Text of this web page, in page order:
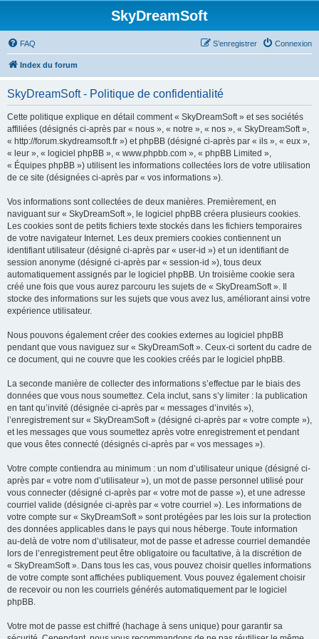
SkyDreamSoft
FAQ Connexion
S’enregistrer
Index du forum
SkyDreamSoft - Politique de confidentialité
Cette politique explique en détail comment « SkyDreamSoft » et ses sociétés
affiliées (désignés ci-après par « nous », « notre », « nos », « SkyDreamSoft »,
« http://forum.skydreamsoft.fr ») et phpBB (désigné ci-après par « ils », « eux »,
« leur », « logiciel phpBB », « www.phpbb.com », « phpBB Limited »,
« Équipes phpBB ») utilisent les informations collectées lors de votre utilisation
de ce site (désignées ci-après par « vos informations »).
Vos informations sont collectées de deux manières. Premièrement, en
naviguant sur « SkyDreamSoft », le logiciel phpBB créera plusieurs cookies.
Les cookies sont de petits fichiers texte stockés dans les fichiers temporaires
de votre navigateur Internet. Les deux premiers cookies contiennent un
identifiant utilisateur (désigné ci-après par « user-id ») et un identifiant de
session anonyme (désigné ci-après par « session-id »), tous deux
automatiquement assignés par le logiciel phpBB. Un troisième cookie sera
créé une fois que vous aurez parcouru les sujets de « SkyDreamSoft ». Il
stocke des informations sur les sujets que vous avez lus, améliorant ainsi votre
expérience utilisateur.
Nous pouvons également créer des cookies externes au logiciel phpBB
pendant que vous naviguez sur « SkyDreamSoft ». Ceux-ci sortent du cadre de
ce document, qui ne couvre que les cookies créés par le logiciel phpBB.
La seconde manière de collecter des informations s’effectue par le biais des
données que vous nous soumettez. Cela inclut, sans s’y limiter : la publication
en tant qu’invité (désignée ci-après par « messages d’invités »),
l’enregistrement sur « SkyDreamSoft » (désigné ci-après par « votre compte »),
et les messages que vous soumettez après votre enregistrement et pendant
que vous êtes connecté (désignés ci-après par « vos messages »).
Votre compte contiendra au minimum : un nom d’utilisateur unique (désigné ci-
après par « votre nom d’utilisateur »), un mot de passe personnel utilisé pour
vous connecter (désigné ci-après par « votre mot de passe »), et une adresse
courriel valide (désignée ci-après par « votre courriel »). Les informations de
votre compte sur « SkyDreamSoft » sont protégées par les lois sur la protection
des données applicables dans le pays qui nous héberge. Toute information
au-delà de votre nom d’utilisateur, mot de passe et adresse courriel demandée
lors de l’enregistrement peut être obligatoire ou facultative, à la discrétion de
« SkyDreamSoft ». Dans tous les cas, vous pouvez choisir quelles informations
de votre compte sont affichées publiquement. Vous pouvez également choisir
de recevoir ou non les courriels générés automatiquement par le logiciel
phpBB.
Votre mot de passe est chiffré (hachage à sens unique) pour garantir sa